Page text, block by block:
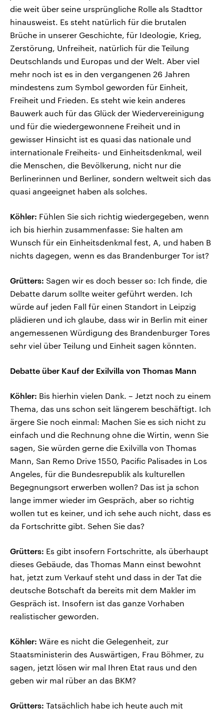
die weit über seine ursprüngliche Rolle als Stadttor
hinausweist. Es steht natürlich für die brutalen
Brüche in unserer Geschichte, für Ideologie, Krieg,
Zerstörung, Unfreiheit, natürlich für die Teilung
Deutschlands und Europas und der Welt. Aber viel
mehr noch ist es in den vergangenen 26 Jahren
mindestens zum Symbol geworden für Einheit,
Freiheit und Frieden. Es steht wie kein anderes
Bauwerk auch für das Glück der Wiedervereinigung
und für die wiedergewonnene Freiheit und in
gewisser Hinsicht ist es quasi das nationale und
internationale Freiheits- und Einheitsdenkmal, weil
die Menschen, die Bevölkerung, nicht nur die
Berlinerinnen und Berliner, sondern weltweit sich das
quasi angeeignet haben als solches.
Köhler: Fühlen Sie sich richtig wiedergegeben, wenn
ich bis hierhin zusammenfasse: Sie halten am
Wunsch für ein Einheitsdenkmal fest, A, und haben B
nichts dagegen, wenn es das Brandenburger Tor ist?
Grütters: Sagen wir es doch besser so: Ich finde, die
Debatte darum sollte weiter geführt werden. Ich
würde auf jeden Fall für einen Standort in Leipzig
plädieren und ich glaube, dass wir in Berlin mit einer
angemessenen Würdigung des Brandenburger Tores
sehr viel über Teilung und Einheit sagen könnten.
Debatte über Kauf der Exilvilla von Thomas Mann
Köhler: Bis hierhin vielen Dank. – Jetzt noch zu einem
Thema, das uns schon seit längerem beschäftigt. Ich
ärgere Sie noch einmal: Machen Sie es sich nicht zu
einfach und die Rechnung ohne die Wirtin, wenn Sie
sagen, Sie würden gerne die Exilvilla von Thomas
Mann, San Remo Drive 1550, Pacific Palisades in Los
Angeles, für die Bundesrepublik als kulturellen
Begegnungsort erwerben wollen? Das ist ja schon
lange immer wieder im Gespräch, aber so richtig
wollen tut es keiner, und ich sehe auch nicht, dass es
da Fortschritte gibt. Sehen Sie das?
Grütters: Es gibt insofern Fortschritte, als überhaupt
dieses Gebäude, das Thomas Mann einst bewohnt
hat, jetzt zum Verkauf steht und dass in der Tat die
deutsche Botschaft da bereits mit dem Makler im
Gespräch ist. Insofern ist das ganze Vorhaben
realistischer geworden.
Köhler: Wäre es nicht die Gelegenheit, zur
Staatsministerin des Auswärtigen, Frau Böhmer, zu
sagen, jetzt lösen wir mal Ihren Etat raus und den
geben wir mal rüber an das BKM?
Grütters: Tatsächlich habe ich heute auch mit